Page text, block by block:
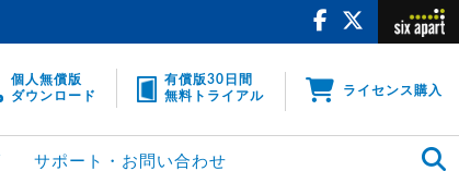
個人無償版
ダウンロード
有償版30日間
無料トライアル
ライセンス購入
サポート・お問い合わせ